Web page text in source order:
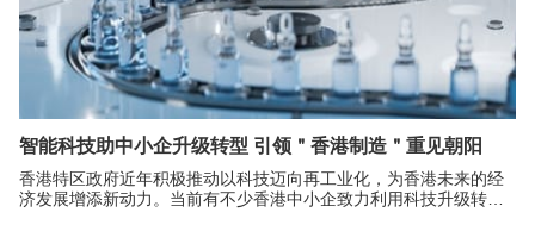
智能科技助中小企升级转型 引领＂香港制造＂重见朝阳
香港特区政府近年积极推动以科技迈向再工业化，为香港未来的经
济发展增添新动力。当前有不少香港中小企致力利用科技升级转